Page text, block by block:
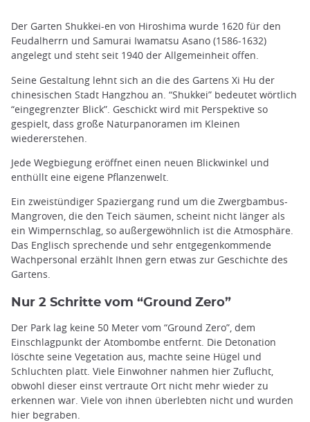
Der Garten Shukkei-en von Hiroshima wurde 1620 für den
Feudalherrn und Samurai Iwamatsu Asano (1586-1632)
angelegt und steht seit 1940 der Allgemeinheit offen.
Seine Gestaltung lehnt sich an die des Gartens Xi Hu der
chinesischen Stadt Hangzhou an. “Shukkei” bedeutet wörtlich
“eingegrenzter Blick”. Geschickt wird mit Perspektive so
gespielt, dass große Naturpanoramen im Kleinen
wiedererstehen.
Jede Wegbiegung eröffnet einen neuen Blickwinkel und
enthüllt eine eigene Pflanzenwelt.
Ein zweistündiger Spaziergang rund um die Zwergbambus-
Mangroven, die den Teich säumen, scheint nicht länger als
ein Wimpernschlag, so außergewöhnlich ist die Atmosphäre.
Das Englisch sprechende und sehr entgegenkommende
Wachpersonal erzählt Ihnen gern etwas zur Geschichte des
Gartens.
Nur 2 Schritte vom “Ground Zero”
Der Park lag keine 50 Meter vom “Ground Zero”, dem
Einschlagpunkt der Atombombe entfernt. Die Detonation
löschte seine Vegetation aus, machte seine Hügel und
Schluchten platt. Viele Einwohner nahmen hier Zuflucht,
obwohl dieser einst vertraute Ort nicht mehr wieder zu
erkennen war. Viele von ihnen überlebten nicht und wurden
hier begraben.